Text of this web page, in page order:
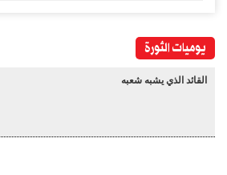
يوميات الثورة
القائد الذي يشبه شعبه